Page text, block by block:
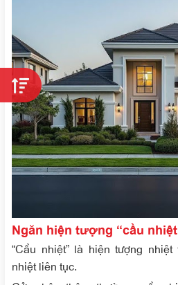
Ngăn hiện tượng “cầu
“Cầu nhiệt” là hiện tượng
nhiệt liên tục.